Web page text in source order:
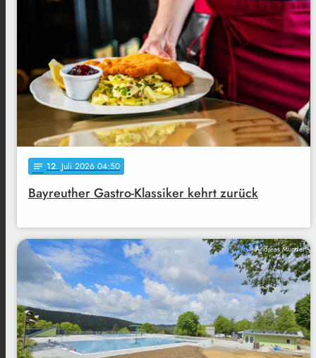
notes 12. Juli 2026 04:50
Bayreuther Gastro-Klassiker kehrt zurück
Andreas Munder